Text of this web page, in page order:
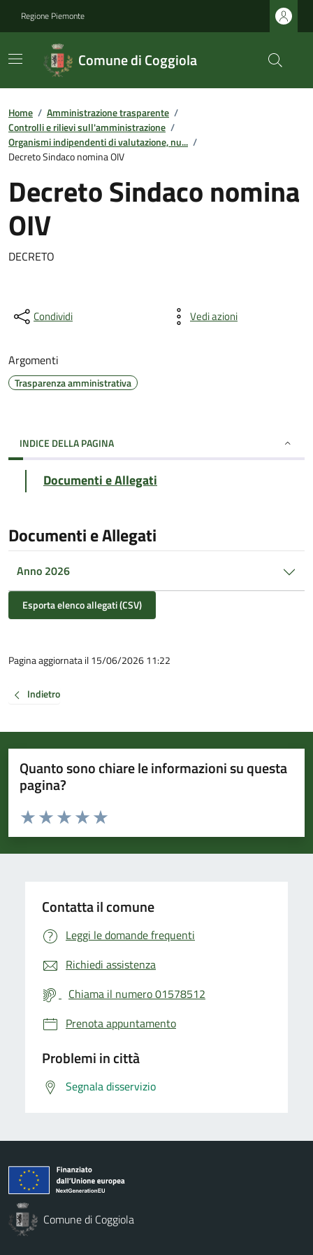
Regione Piemonte
Comune di Coggiola
Home / Amministrazione trasparente /
Controlli e rilievi sull'amministrazione /
Organismi indipendenti di valutazione, nu... /
Decreto Sindaco nomina OIV
Decreto Sindaco nomina
OIV
DECRETO
Condividi Vedi azioni
Argomenti
Trasparenza amministrativa
INDICE DELLA PAGINA
Documenti e Allegati
Documenti e Allegati
Anno 2026
Esporta elenco allegati (CSV)
Pagina aggiornata il 15/06/2026 11:22
Indietro
Quanto sono chiare le informazioni su questa
pagina?
Valuta da 1 a 5 stelle la pagina
Valuta 5 stelle su 5
Valuta 4 stelle su 5
Valuta 3 stelle su 5
Valuta 2 stelle su 5
Valuta 1 stelle su 5
Contatta il comune
Leggi le domande frequenti
Richiedi assistenza
Chiama il numero 01578512
Prenota appuntamento
Problemi in città
Segnala disservizio
Comune di Coggiola